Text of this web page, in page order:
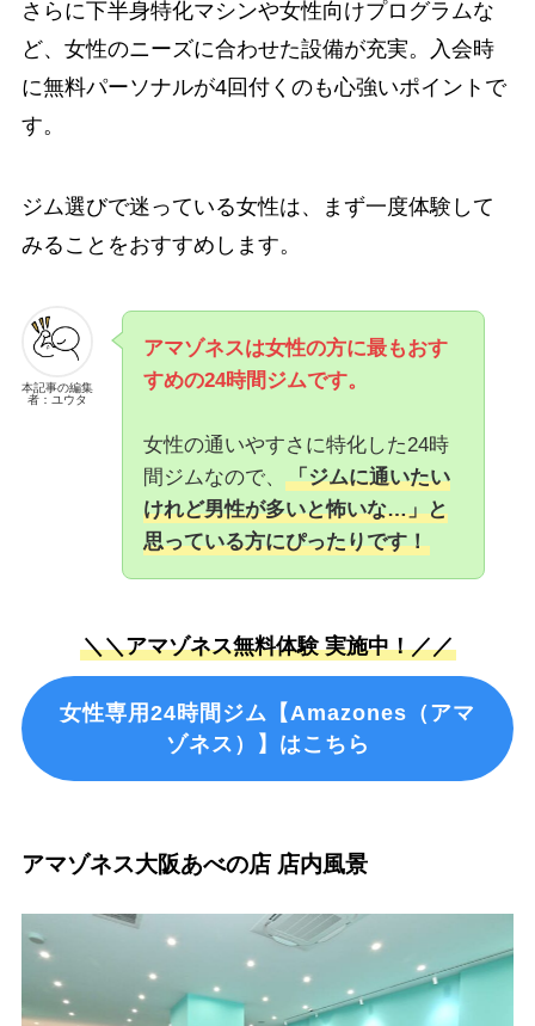
さらに下半身特化マシンや女性向けプログラムな
ど、女性のニーズに合わせた設備が充実。入会時
に無料パーソナルが4回付くのも心強いポイントで
す。
ジム選びで迷っている女性は、まず一度体験して
みることをおすすめします。
本記事の編集
者：ユウタ
アマゾネスは女性の方に最もおす
すめの24時間ジムです。
女性の通いやすさに特化した24時
間ジムなので、
「ジムに通いたい
けれど男性が多いと怖いな…」と
思っている方にぴったりです！
＼＼アマゾネス無料体験 実施中！／／
女性専用24時間ジム【Amazones（アマ
ゾネス）】はこちら
アマゾネス大阪あべの店 店内風景